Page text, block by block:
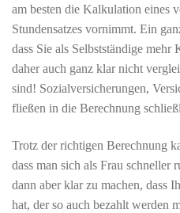
am besten die Kalkulation eines
Stundensatzes vornimmt. Ein
dass Sie als Selbstständige mehr
daher auch ganz klar nicht
sind! Sozialversicherungen,
fließen in die Berechnung
Trotz der richtigen Berechnung
dass man sich als Frau schneller
dann aber klar zu machen, dass
hat, der so auch bezahlt werden